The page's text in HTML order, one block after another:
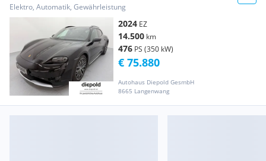
Elektro, Automatik, Gewährleistung
2024 EZ
14.500 km
476 PS (350 kW)
Autohaus Diepold GesmbH
8665 Langenwang
€ 75.880